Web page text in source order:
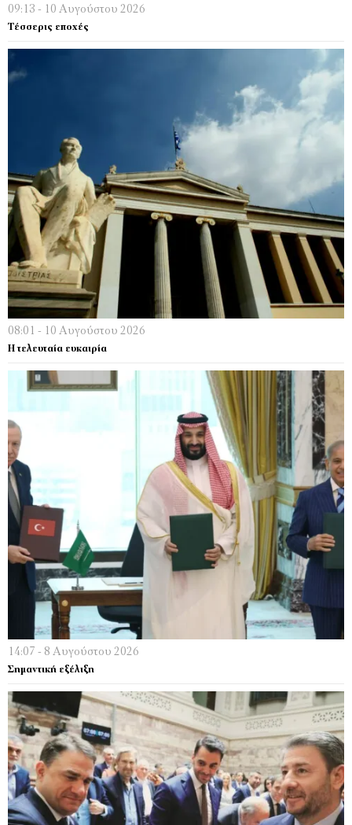
09:13 - 10 Αυγούστου 2026
Τέσσερις εποχές
08:01 - 10 Αυγούστου 2026
Η τελευταία ευκαιρία
14:07 - 8 Αυγούστου 2026
Σημαντική εξέλιξη